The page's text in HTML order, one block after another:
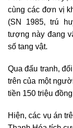
cùng các đơn vị
(SN 1985, trú
tượng này đang
số tang vật.
Qua đấu tranh,
trên của một
tiền 150 triệu
Hiện, các vụ án